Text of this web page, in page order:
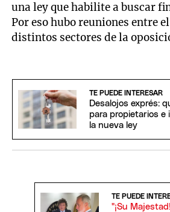
una ley que habilite a buscar
Por eso hubo reuniones entre
distintos sectores de la
TE PUEDE INTERESAR
Desalojos exprés:
para propietarios e
la nueva ley
TE PUEDE
"¡Su